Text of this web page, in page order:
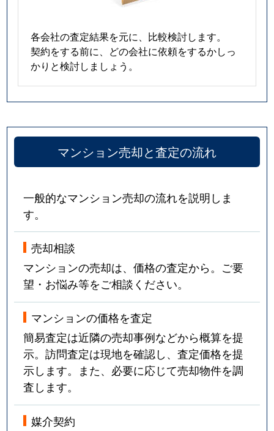
各会社の査定結果を元に、比較検討します。
契約をする前に、どの会社に依頼をするかしっ
かりと検討しましょう。
マンション売却と査定の流れ
一般的なマンション売却の流れを説明しま
す。
売却相談
マンションの売却は、価格の査定から。ご要
望・お悩み等をご相談ください。
マンションの価格を査定
簡易査定は近隣の売却事例などから概算を提
示。訪問査定は現地を確認し、査定価格を提
示します。また、必要に応じて売却物件を調
査します。
媒介契約